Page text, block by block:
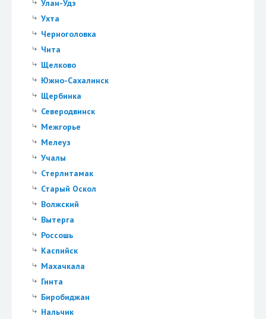
Улан-Удэ
Ухта
Черноголовка
Чита
Щелково
Южно-Сахалинск
Щербинка
Северодвинск
Межгорье
Мелеуз
Учалы
Стерлитамак
Старый Оскол
Волжский
Вытерга
Россошь
Каспийск
Махачкала
Гинта
Биробиджан
Нальчик